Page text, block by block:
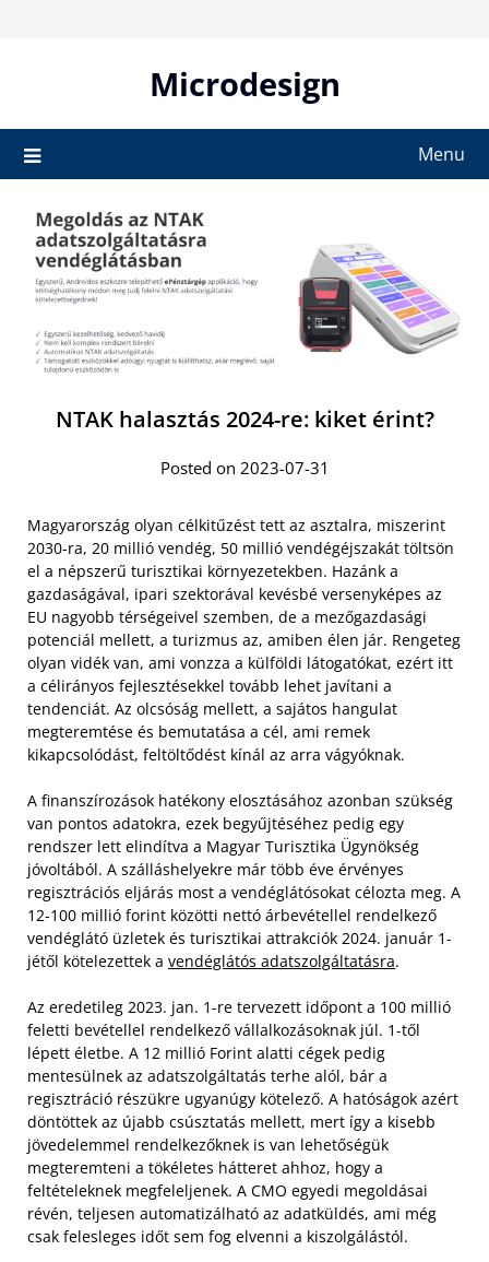
Microdesign
Menu
NTAK halasztás 2024-re: kiket érint?
Posted on 2023-07-31
Magyarország olyan célkitűzést tett az asztalra, miszerint
2030-ra, 20 millió vendég, 50 millió vendégéjszakát töltsön
el a népszerű turisztikai környezetekben. Hazánk a
gazdaságával, ipari szektorával kevésbé versenyképes az
EU nagyobb térségeivel szemben, de a mezőgazdasági
potenciál mellett, a turizmus az, amiben élen jár. Rengeteg
olyan vidék van, ami vonzza a külföldi látogatókat, ezért itt
a célirányos fejlesztésekkel tovább lehet javítani a
tendenciát. Az olcsóság mellett, a sajátos hangulat
megteremtése és bemutatása a cél, ami remek
kikapcsolódást, feltöltődést kínál az arra vágyóknak.
A finanszírozások hatékony elosztásához azonban szükség
van pontos adatokra, ezek begyűjtéséhez pedig egy
rendszer lett elindítva a Magyar Turisztika Ügynökség
jóvoltából. A szálláshelyekre már több éve érvényes
regisztrációs eljárás most a vendéglátósokat célozta meg. A
12-100 millió forint közötti nettó árbevétellel rendelkező
vendéglátó üzletek és turisztikai attrakciók 2024. január 1-
jétől kötelezettek a vendéglátós adatszolgáltatásra.
Az eredetileg 2023. jan. 1-re tervezett időpont a 100 millió
feletti bevétellel rendelkező vállalkozásoknak júl. 1-től
lépett életbe. A 12 millió Forint alatti cégek pedig
mentesülnek az adatszolgáltatás terhe alól, bár a
regisztráció részükre ugyanúgy kötelező. A hatóságok azért
döntöttek az újabb csúsztatás mellett, mert így a kisebb
jövedelemmel rendelkezőknek is van lehetőségük
megteremteni a tökéletes hátteret ahhoz, hogy a
feltételeknek megfeleljenek. A CMO egyedi megoldásai
révén, teljesen automatizálható az adatküldés, ami még
csak felesleges időt sem fog elvenni a kiszolgálástól.